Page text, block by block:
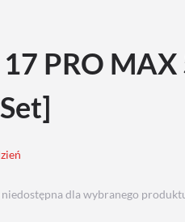
PRO MAX
dla wybranego